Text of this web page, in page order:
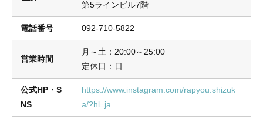
第5ラインビル7階
電話番号 092-710-5822
営業時間
月～土：20:00～25:00
定休日：日
公式HP・S
NS
https://www.instagram.com/rapyou.shizuk
a/?hl=ja